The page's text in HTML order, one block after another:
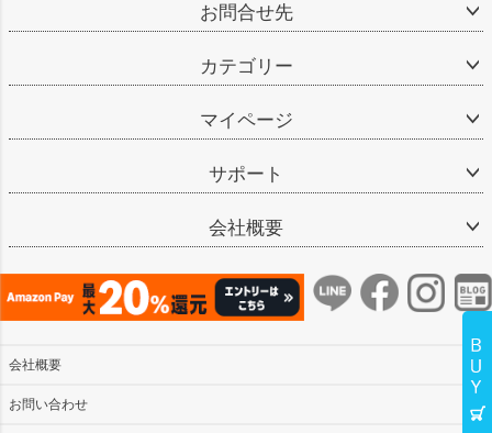
お問合せ先
カテゴリー
マイページ
サポート
会社概要
会社概要
お問い合わせ